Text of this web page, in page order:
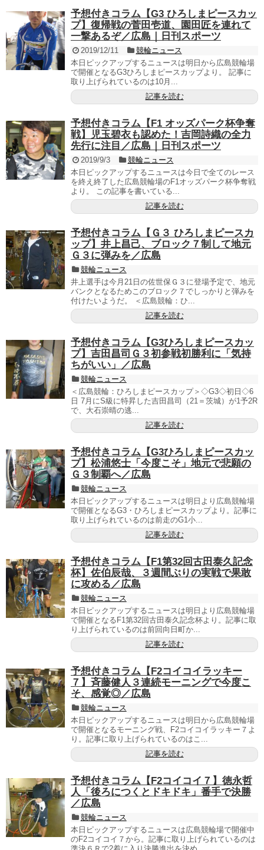
予想付きコラム【G3 ひろしまピースカッ
プ】復帰戦の菅田壱道、園田匠を連れて
一撃あるぞ／広島｜日刊スポーツ
2019/12/11
競輪ニュース
本日ピックアップするニュースは明日から広島競輪場
で開催となるG3ひろしまピースカップより。 記事に
取り上げられているのは10月...
記事を読む
予想付きコラム【F1 オッズパーク杯争奪
戦】児玉碧衣も認めた！吉岡詩織の全力
先行に注目／広島｜日刊スポーツ
2019/9/3
競輪ニュース
本日ピックアップするニュースは今日で全てのレース
を終え終了した広島競輪場のF1オッズパーク杯争奪戦
より。 この記事を書いている...
記事を読む
予想付きコラム【Ｇ３ ひろしまピースカ
ップ】井上昌己、ブロック７制して地元
Ｇ３に弾みを／広島
競輪ニュース
井上選手は今月21日の佐世保Ｇ３に登場予定で、地元
バンクとなるためこのブロック７でしっかりと弾みを
付けたいようだ。 ＜広島競輪：ひ...
記事を読む
予想付きコラム【G3ひろしまピースカッ
プ】吉田昌司Ｇ３初参戦初勝利に「気持
ちがいい」／広島
競輪ニュース
＜広島競輪：ひろしまピースカップ＞◇G3◇初日◇6
日 7月にS級に特昇した吉田昌司（21＝茨城）が1予2R
で、大石崇晴の逃...
記事を読む
予想付きコラム【G3ひろしまピースカッ
プ】松浦悠士「今度こそ」地元で悲願の
Ｇ３制覇へ／広島
競輪ニュース
本日ピックアップするニュースは明日より広島競輪場
で開催となるG3・ひろしまピースカップより。記事に
取り上げられているのは前走のG1小...
記事を読む
予想付きコラム【F1第32回古田泰久記念
杯】佐伯辰哉、３週間ぶりの実戦で果敢
に攻める／広島
競輪ニュース
本日ピックアップするニュースは明日より広島競輪場
で開催となるF1第32回古田泰久記念杯より。記事に取
り上げられているのは前回向日町か...
記事を読む
予想付きコラム【F2コイコイラッキー
７】斉藤健人３連続モーニングで今度こ
そ、感覚◎／広島
競輪ニュース
本日ピックアップするニュースは明日から広島競輪場
で開催となるモーニング戦、F2コイコイラッキー７よ
り。記事に取り上げられているのはこ...
記事を読む
予想付きコラム【F2コイコイ７】徳永哲
人「後ろにつくとドキドキ」番手で決勝
／広島
競輪ニュース
本日ピックアップするニュースは広島競輪場で開催中
のF2コイコイ７から。記事に取り上げられているのは